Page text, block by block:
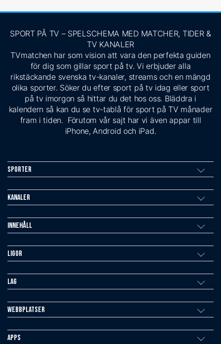
SPORT PÅ TV – SPELSCHEMA MED MATCHER, TIDER &
TV KANALER
TVmatchen har som vision att vara den perfekta guiden
för dig som gillar sport på tv. Vi erbjuder alla
rikstäckande svenska tv-kanaler, streams och en mängd
olika sporter. Söker du efter sport på tv idag eller sport
på tv imorgon så hittar du det hos oss. Bläddra i
kalendern så kan du se tv-tablå för sport på TV månader
fram i tiden. Förutom vår sajt har vi även appar till
iPhone, Android och iPad.
Sporter
Kanaler
Innehåll
Ligor
Lag
Webbplatser
Apps